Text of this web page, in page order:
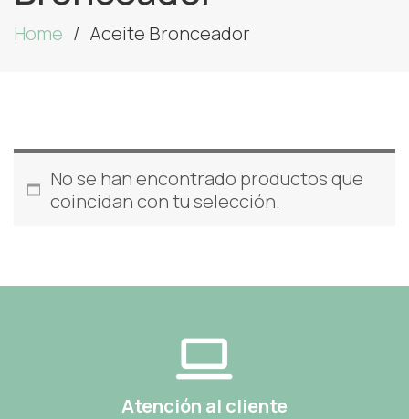
Home Aceite Bronceador
No se han encontrado productos que
coincidan con tu selección.
Atención al cliente